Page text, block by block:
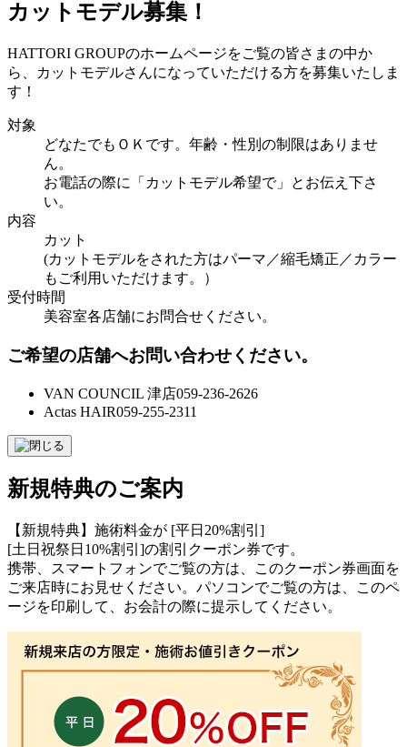
カットモデル募集！
HATTORI GROUPのホームページをご覧の皆さまの中か
ら、カットモデルさんになっていただける方を募集いたしま
す！
対象
どなたでもＯＫです。年齢・性別の制限はありませ
ん。
お電話の際に「カットモデル希望で」とお伝え下さ
い。
内容
カット
(カットモデルをされた方はパーマ／縮毛矯正／カラー
もご利用いただけます。）
受付時間
美容室各店舗にお問合せください。
ご希望の店舗へお問い合わせください。
VAN COUNCIL 津店059-236-2626
Actas HAIR059-255-2311
新規特典のご案内
【新規特典】施術料金が [平日20%割引]
[土日祝祭日10%割引]の割引クーポン券です。
携帯、スマートフォンでご覧の方は、このクーポン券画面を
ご来店時にお見せください。パソコンでご覧の方は、このペ
ージを印刷して、お会計の際に提示してください。